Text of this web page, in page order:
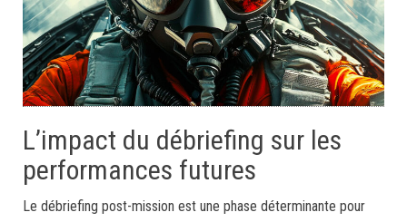
L’impact du débriefing sur les
performances futures
Le débriefing post-mission est une phase déterminante pour